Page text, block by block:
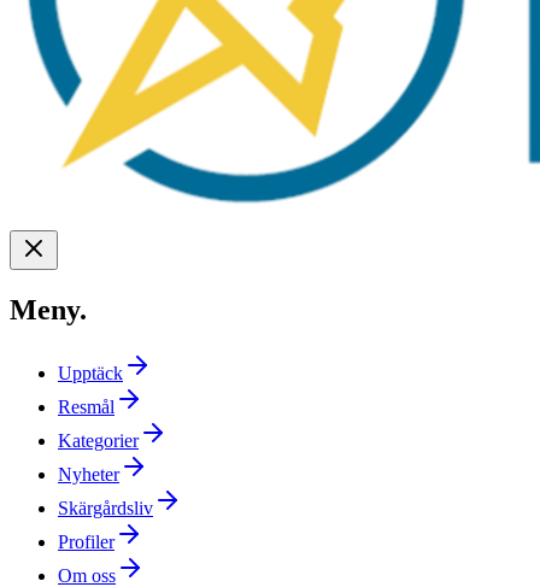
Meny.
Upptäck
Resmål
Kategorier
Nyheter
Skärgårdsliv
Profiler
Om oss